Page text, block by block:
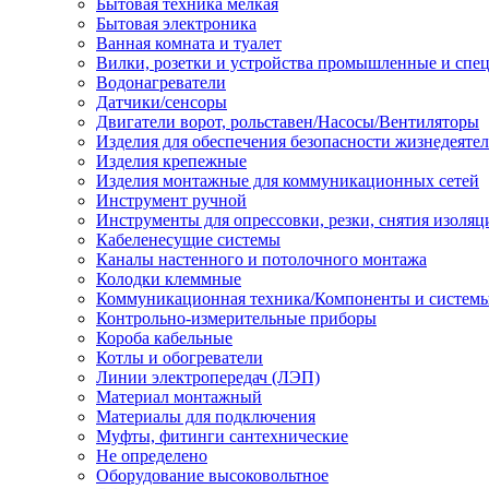
Бытовая техника мелкая
Бытовая электроника
Ванная комната и туалет
Вилки, розетки и устройства промышленные и
Водонагреватели
Датчики/сенсоры
Двигатели ворот, рольставен/Насосы/Вентиляторы
Изделия для обеспечения безопасности
Изделия крепежные
Изделия монтажные для коммуникационных сетей
Инструмент ручной
Инструменты для опрессовки, резки, снятия
Кабеленесущие системы
Каналы настенного и потолочного монтажа
Колодки клеммные
Коммуникационная техника/Компоненты и
Контрольно-измерительные приборы
Короба кабельные
Котлы и обогреватели
Линии электропередач (ЛЭП)
Материал монтажный
Материалы для подключения
Муфты, фитинги сантехнические
Не определено
Оборудование высоковольтное